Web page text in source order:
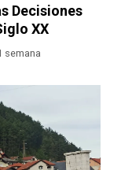
Decisiones
XX
semana